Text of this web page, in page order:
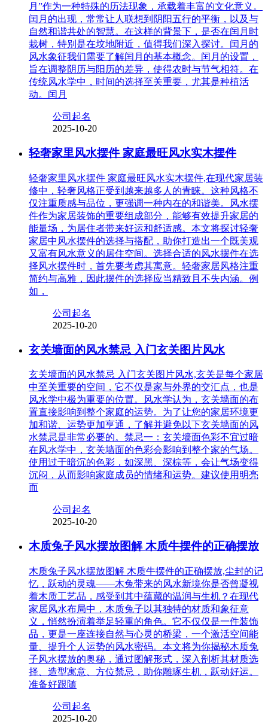
月”作为一种特殊的历法现象，承载着丰富的文化意义。
闰月的出现，常常让人联想到阴阳五行的平衡，以及与
自然和谐共处的智慧。在这样的背景下，是否在闰月时
栽树，特别是在坟地附近，值得我们深入探讨。闰月的
风水象征我们需要了解闰月的基本概念。闰月的设置，
旨在调整阴历与阳历的差异，使得农时与节气相符。在
传统风水学中，时间的选择至关重要，尤其是种植活
动。闰月
公司起名
2025-10-20
轻奢家里风水摆件 家庭最旺风水实木摆件
轻奢家里风水摆件 家庭最旺风水实木摆件,在现代家居装
修中，轻奢风格正受到越来越多人的青睐。这种风格不
仅注重质感与品位，更强调一种内在的和谐美。风水摆
件作为家居装饰的重要组成部分，能够有效提升家居的
能量场，为居住者带来好运和舒适感。本文将探讨轻奢
家居中风水摆件的选择与搭配，助你打造出一个既美观
又富有风水意义的居住空间。选择合适的风水摆件在选
择风水摆件时，首先要考虑其寓意。轻奢家居风格注重
简约与高雅，因此摆件的选择应当精致且不失内涵。例
如，
公司起名
2025-10-20
玄关墙面的风水禁忌 入门玄关图片风水
玄关墙面的风水禁忌 入门玄关图片风水,玄关是每个家居
中至关重要的空间，它不仅是家与外界的交汇点，也是
风水学中极为重要的位置。风水学认为，玄关墙面的布
置直接影响到整个家庭的运势。为了让您的家居环境更
加和谐、运势更加亨通，了解并避免以下玄关墙面的风
水禁忌是非常必要的。禁忌一：玄关墙面色彩不宜过暗
在风水学中，玄关墙面的色彩会影响到整个家的气场。
使用过于暗沉的色彩，如深黑、深棕等，会让气场变得
沉闷，从而影响家庭成员的情绪和运势。建议使用明亮
而
公司起名
2025-10-20
木质兔子风水摆放图解 木质牛摆件的正确摆放
木质兔子风水摆放图解 木质牛摆件的正确摆放,尘封的记
忆，跃动的灵魂——木兔带来的风水新境你是否曾凝视
着木质工艺品，感受到其中蕴藏的温润与生机？在现代
家居风水布局中，木质兔子以其独特的材质和象征意
义，悄然扮演着举足轻重的角色。它不仅仅是一件装饰
品，更是一座连接自然与心灵的桥梁，一个激活空间能
量、提升个人运势的风水密码。本文将为你揭秘木质兔
子风水摆放的奥秘，通过图解形式，深入剖析其材质选
择、造型寓意、方位禁忌，助你雕琢生机，跃动好运。
准备好跟随
公司起名
2025-10-20